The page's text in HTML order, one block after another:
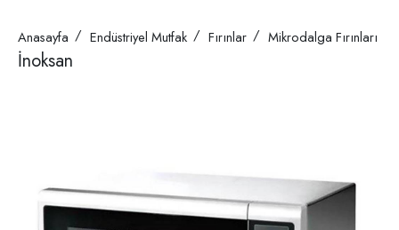
Anasayfa Endüstriyel Mutfak Fırınlar Mikrodalga Fırınları
İnoksan